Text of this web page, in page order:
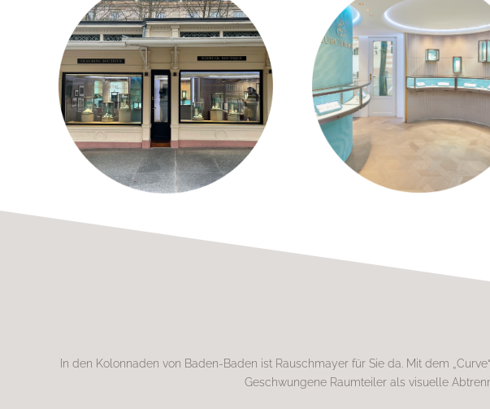
In den Kolonnaden von Baden-Baden ist Rauschmayer für Sie da. Mit dem
Geschwungene Raumteiler als visuelle